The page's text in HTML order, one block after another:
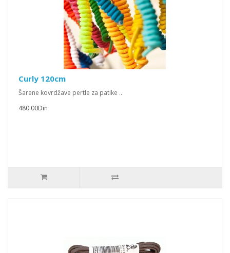
Curly 120cm
Šarene kovrdžave pertle za patike ..
480.00Din